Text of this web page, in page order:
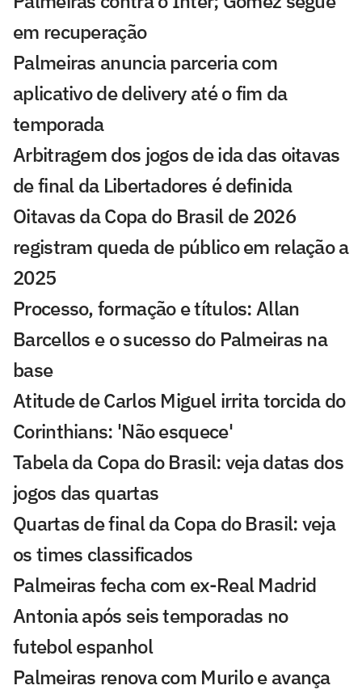
em recuperação
Palmeiras anuncia parceria com
aplicativo de delivery até o fim da
temporada
Arbitragem dos jogos de ida das oitavas
de final da Libertadores é definida
Oitavas da Copa do Brasil de 2026
registram queda de público em relação a
2025
Processo, formação e títulos: Allan
Barcellos e o sucesso do Palmeiras na
base
Atitude de Carlos Miguel irrita torcida do
Corinthians: 'Não esquece'
Tabela da Copa do Brasil: veja datas dos
jogos das quartas
Quartas de final da Copa do Brasil: veja
os times classificados
Palmeiras fecha com ex-Real Madrid
Antonia após seis temporadas no
futebol espanhol
Palmeiras renova com Murilo e avança